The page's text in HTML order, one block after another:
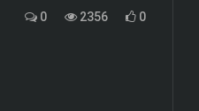
0 2356 0